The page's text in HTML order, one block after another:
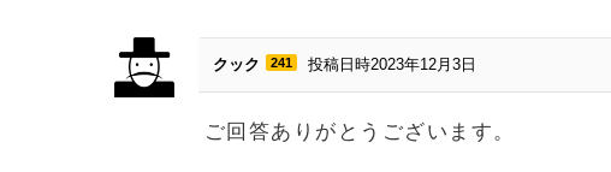
クック 241 投稿日時2023年12月3日
ご回答ありがとうございます。